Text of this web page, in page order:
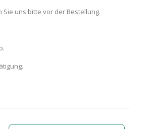
uns bitte vor der Bestellung.